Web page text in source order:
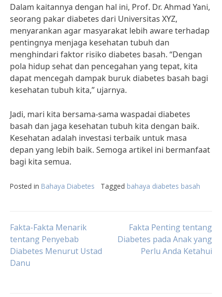
Dalam kaitannya dengan hal ini, Prof. Dr. Ahmad Yani,
seorang pakar diabetes dari Universitas XYZ,
menyarankan agar masyarakat lebih aware terhadap
pentingnya menjaga kesehatan tubuh dan
menghindari faktor risiko diabetes basah. “Dengan
pola hidup sehat dan pencegahan yang tepat, kita
dapat mencegah dampak buruk diabetes basah bagi
kesehatan tubuh kita,” ujarnya.
Jadi, mari kita bersama-sama waspadai diabetes
basah dan jaga kesehatan tubuh kita dengan baik.
Kesehatan adalah investasi terbaik untuk masa
depan yang lebih baik. Semoga artikel ini bermanfaat
bagi kita semua.
Posted in Bahaya Diabetes Tagged bahaya diabetes basah
Post
navigation
Fakta-Fakta Menarik
tentang Penyebab
Diabetes Menurut Ustad
Danu
Fakta Penting tentang
Diabetes pada Anak yang
Perlu Anda Ketahui